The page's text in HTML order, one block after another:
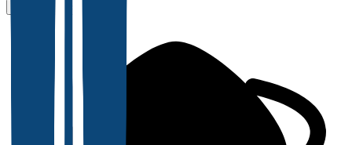
Gjør krav på siden